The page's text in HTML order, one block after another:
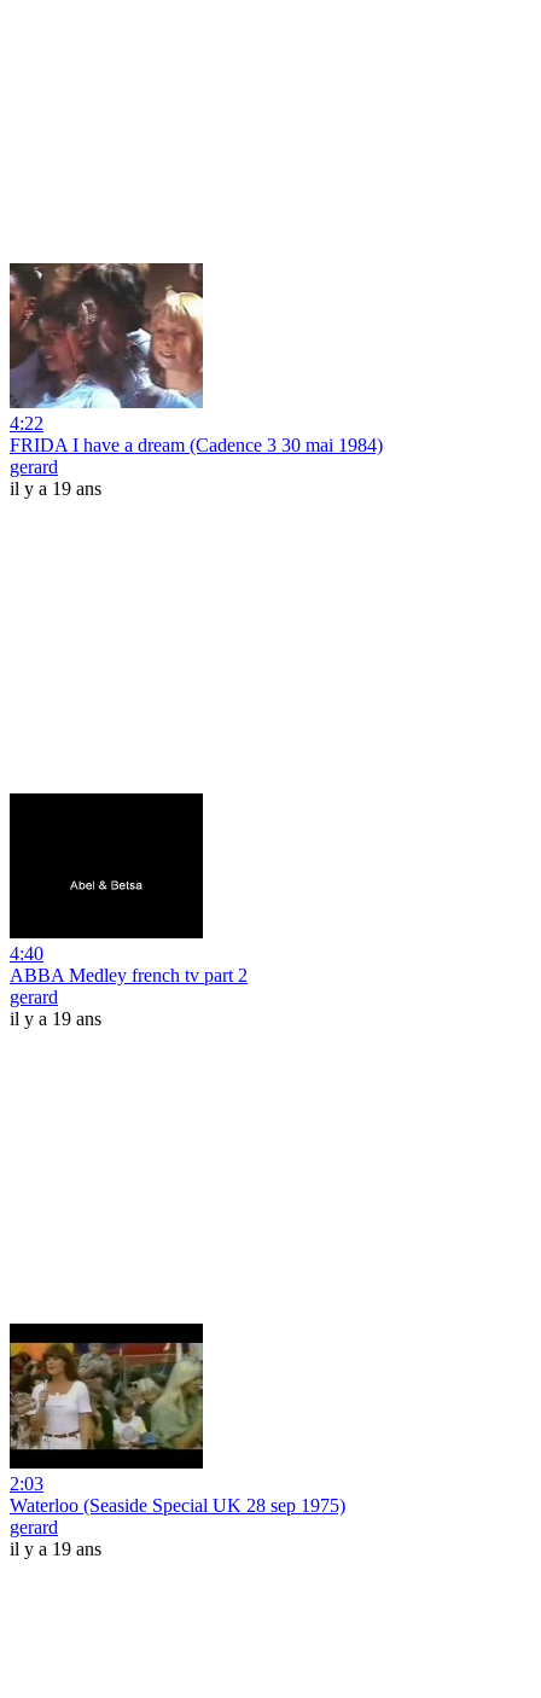
4:22
FRIDA I have a dream (Cadence 3 30 mai 1984)
gerard
il y a 19 ans
4:40
ABBA Medley french tv part 2
gerard
il y a 19 ans
2:03
Waterloo (Seaside Special UK 28 sep 1975)
gerard
il y a 19 ans